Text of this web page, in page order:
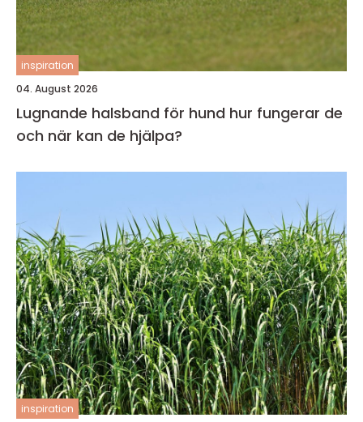
inspiration
04. August 2026
Lugnande halsband för hund hur fungerar de
och när kan de hjälpa?
inspiration